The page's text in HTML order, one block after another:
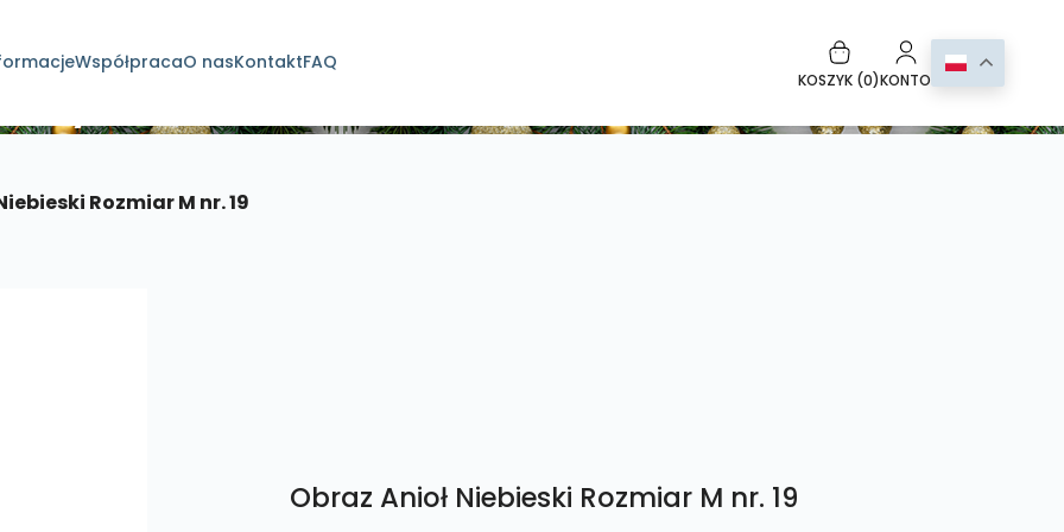
WspółpracaO nasKontaktFAQ
KOSZYK (0)KONTO
Rozmiar M nr. 19
Obraz Anioł Niebieski Rozmiar M nr. 19